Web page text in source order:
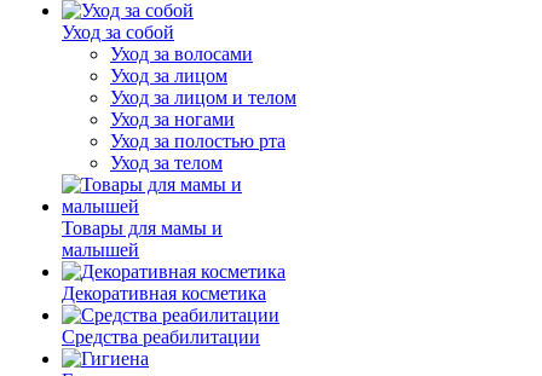
Уход за собой
Уход за волосами
Уход за лицом
Уход за лицом и телом
Уход за ногами
Уход за полостью рта
Уход за телом
Товары для мамы и
малышей
Декоративная косметика
Средства реабилитации